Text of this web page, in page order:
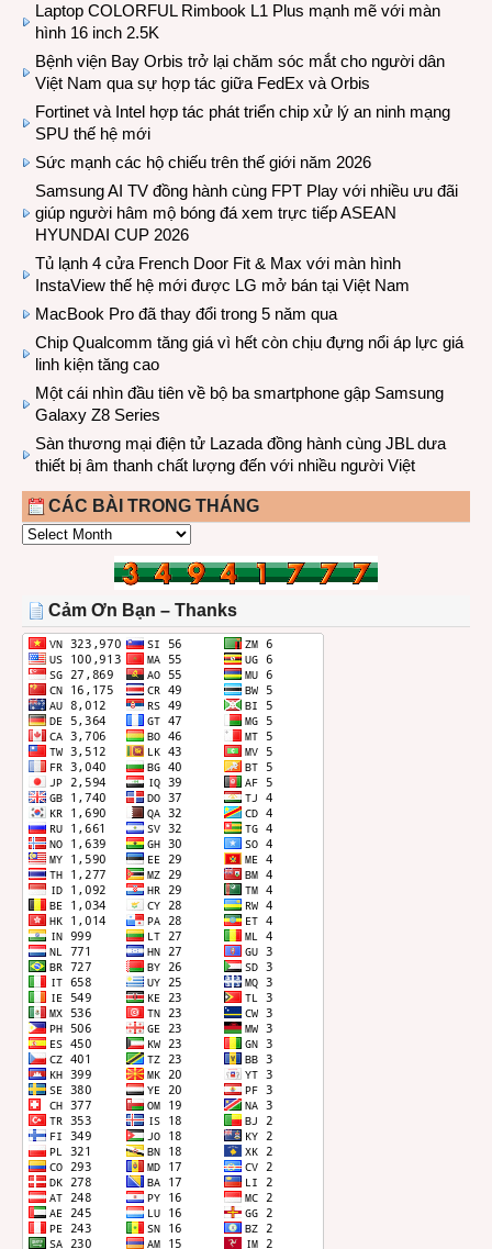
Laptop COLORFUL Rimbook L1 Plus mạnh mẽ với màn
hình 16 inch 2.5K
Bệnh viện Bay Orbis trở lại chăm sóc mắt cho người dân
Việt Nam qua sự hợp tác giữa FedEx và Orbis
Fortinet và Intel hợp tác phát triển chip xử lý an ninh mạng
SPU thế hệ mới
Sức mạnh các hộ chiếu trên thế giới năm 2026
Samsung AI TV đồng hành cùng FPT Play với nhiều ưu đãi
giúp người hâm mộ bóng đá xem trực tiếp ASEAN
HYUNDAI CUP 2026
Tủ lạnh 4 cửa French Door Fit & Max với màn hình
InstaView thế hệ mới được LG mở bán tại Việt Nam
MacBook Pro đã thay đổi trong 5 năm qua
Chip Qualcomm tăng giá vì hết còn chịu đựng nổi áp lực giá
linh kiện tăng cao
Một cái nhìn đầu tiên về bộ ba smartphone gập Samsung
Galaxy Z8 Series
Sàn thương mại điện tử Lazada đồng hành cùng JBL dưa
thiết bị âm thanh chất lượng đến với nhiều người Việt
CÁC BÀI TRONG THÁNG
CÁC
THÁNG
Cảm Ơn Bạn – Thanks